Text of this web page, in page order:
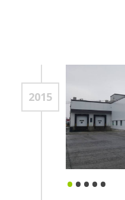
2015
•••••